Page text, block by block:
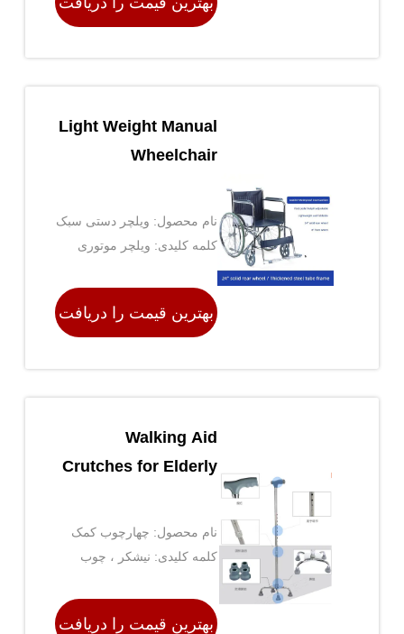
Light Weight Manual
Wheelchair
نام محصول: ویلچر دستی سبک
وزن
کلمه کلیدی: ویلچر موتوری
， سبکترین ویلچر قدرت
بهترین قیمت را دریافت
Walking Aid
Crutches for Elderly
نام محصول: چهارچوب کمک
راه رفتن چهار پاکلمه کلیدی: نیشکر ، چوب
بهترین قیمت را دریافت